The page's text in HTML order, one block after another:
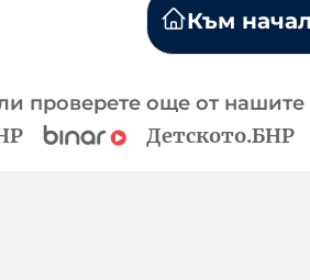
Към
проверете още от нашите
Детското.БНР